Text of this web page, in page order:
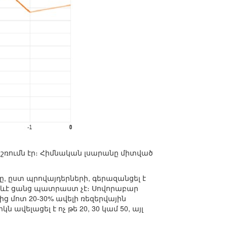
էր։ Հիմնական լսարանը միտված
պրովայդերների, գերազանցել է
ցանց պատրաստ չէ։ Սովորաբար
20-30% ավելի ռեզերվային
է ոչ թե 20, 30 կամ 50, այլ